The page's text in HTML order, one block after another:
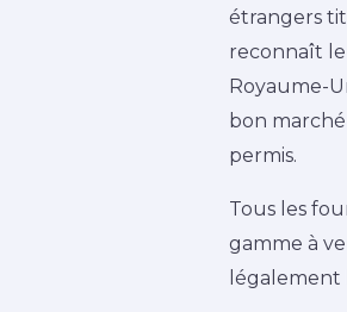
étrangers
reconnaît
Royaume-
bon
permis.
Tous les
gamme à
légalement